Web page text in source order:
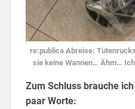
re:publica Abreise:
sie keine Wannen… Ähm…
Zum Schluss brauche
paar Worte: